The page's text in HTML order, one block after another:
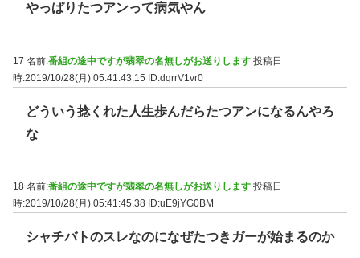
やっぱりたつアンって病気やん
17 名前:番組の途中ですが翡翠の名無しがお送りします 投稿日
時:2019/10/28(月) 05:41:43.15 ID:dqrrV1vr0
どういう捻くれた人生歩んだらたつアンになるんやろ
な
18 名前:番組の途中ですが翡翠の名無しがお送りします 投稿日
時:2019/10/28(月) 05:41:45.38 ID:uE9jYG0BM
シャチバトのスレなのになぜたつきガーが始まるのか